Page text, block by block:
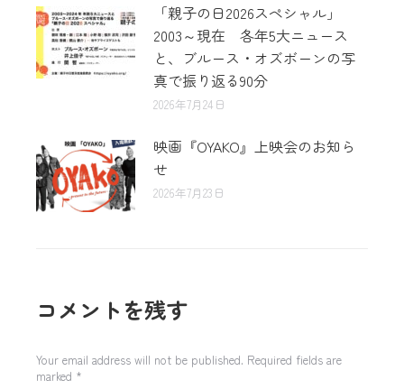
「親子の日2026スペシャル」
2003～現在 各年5大ニュース
と、ブルース・オズボーンの写
真で振り返る90分
2026年7月24日
映画『OYAKO』上映会のお知ら
せ
2026年7月23日
コメントを残す
Your email address will not be published. Required fields are
marked *